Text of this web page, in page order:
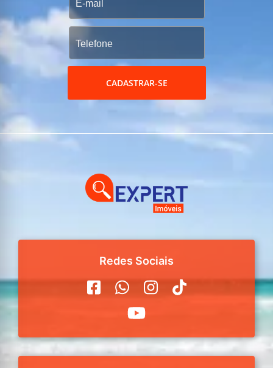
CADASTRAR-SE
Redes Sociais